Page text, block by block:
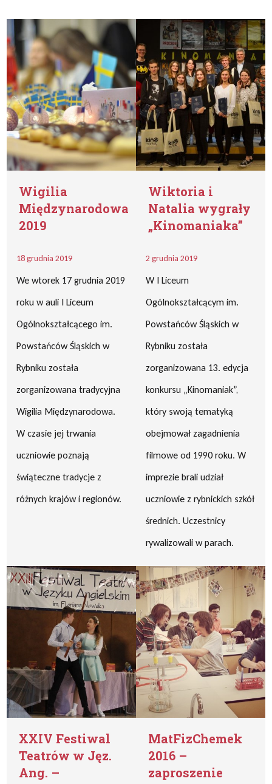
Wigilia
Międzynarodowa
2019
18 grudnia 2019
We wtorek 17 grudnia 2019
roku w auli I Liceum
Ogólnokształcącego im.
Powstańców Śląskich w
Rybniku została
zorganizowana tradycyjna
Wigilia Międzynarodowa.
W czasie jej trwania
uczniowie poznają
świąteczne tradycje z
różnych krajów i regionów.
Wiktoria i
Natalia wygrały
„Kinomaniaka”
2 grudnia 2019
W I Liceum
Ogólnokształcącym im.
Powstańców Śląskich w
Rybniku została
zorganizowana 13. edycja
konkursu „Kinomaniak”,
który swoją tematyką
obejmował zagadnienia
filmowe od 1990 roku. W
imprezie brali udział
uczniowie z rybnickich szkół
średnich. Uczestnicy
rywalizowali w parach.
XXIV Festiwal
Teatrów w Jęz.
Ang. –
MatFizChemek
2016 –
zaproszenie